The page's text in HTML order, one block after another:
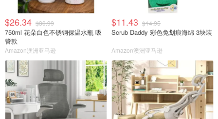
$26.34 $30.99
750ml 花朵白色不锈钢保温水瓶 吸
管款
Amazon澳洲亚马逊
$11.43 $14.95
Scrub Daddy 彩色免划痕海绵 3块装
Amazon澳洲亚马逊